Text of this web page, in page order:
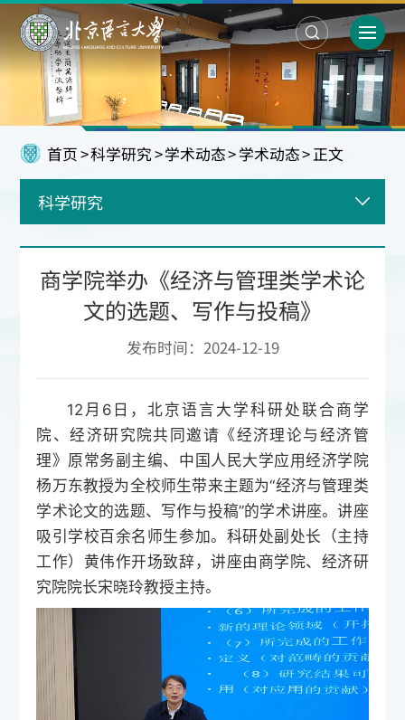
首页>科学研究>学术动态>学术动态>正文
科学研究
商学院举办《经济与管理类学术论
文的选题、写作与投稿》
发布时间：2024-12-19
12月6日，北京语言大学科研处联合商学
院、经济研究院共同邀请《经济理论与经济管
理》原常务副主编、中国人民大学应用经济学院
杨万东教授为全校师生带来主题为“经济与管理类
学术论文的选题、写作与投稿”的学术讲座。讲座
吸引学校百余名师生参加。科研处副处长（主持
工作）黄伟作开场致辞，讲座由商学院、经济研
究院院长宋晓玲教授主持。